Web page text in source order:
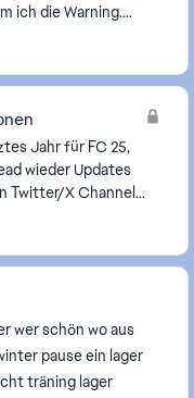
ich die Warning.
Sperre zu überprüf...
wieder Updates
Twitter/X Channel
dass nicht
wer schön wo aus
pause ein lager
träning lager